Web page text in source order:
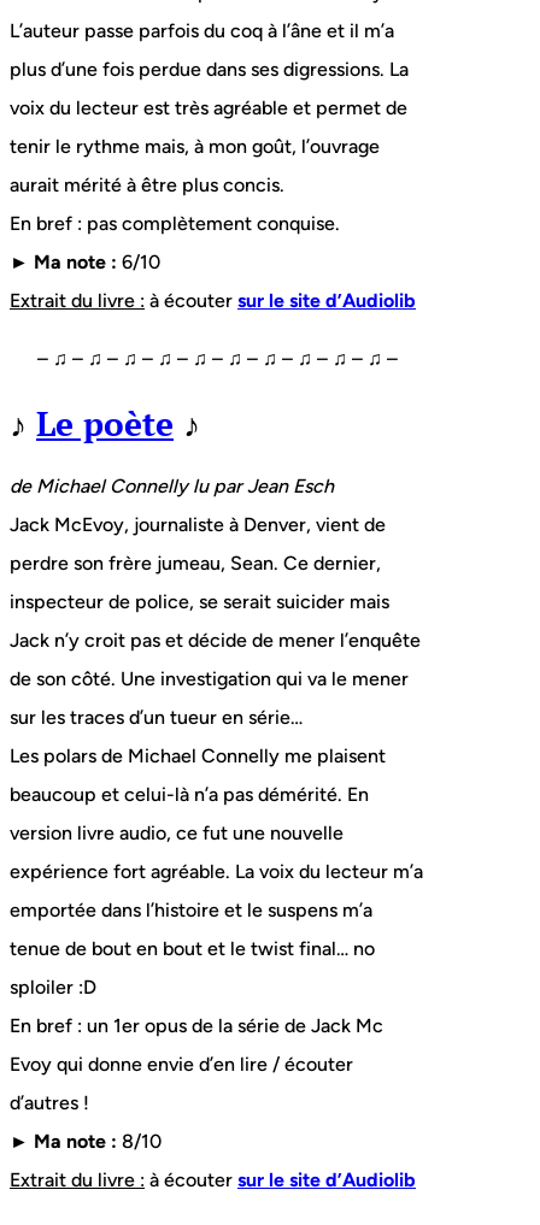
L’auteur passe parfois du coq à l’âne et il m’a
plus d’une fois perdue dans ses digressions. La
voix du lecteur est très agréable et permet de
tenir le rythme mais, à mon goût, l’ouvrage
aurait mérité à être plus concis.
En bref : pas complètement conquise.
► Ma note : 6/10
Extrait du livre : à écouter sur le site d’Audiolib
– ♫ – ♫ – ♫ – ♫ – ♫ – ♫ – ♫ – ♫ – ♫ – ♫ –
♪ Le poète ♪
de Michael Connelly lu par Jean Esch
Jack McEvoy, journaliste à Denver, vient de
perdre son frère jumeau, Sean. Ce dernier,
inspecteur de police, se serait suicider mais
Jack n’y croit pas et décide de mener l’enquête
de son côté. Une investigation qui va le mener
sur les traces d’un tueur en série…
Les polars de Michael Connelly me plaisent
beaucoup et celui-là n’a pas démérité. En
version livre audio, ce fut une nouvelle
expérience fort agréable. La voix du lecteur m’a
emportée dans l’histoire et le suspens m’a
tenue de bout en bout et le twist final… no
sploiler :D
En bref : un 1er opus de la série de Jack Mc
Evoy qui donne envie d’en lire / écouter
d’autres !
► Ma note : 8/10
Extrait du livre : à écouter sur le site d’Audiolib